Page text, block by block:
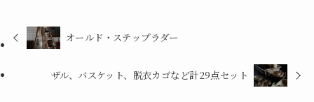
オールド・ステップラダー
ザル、バスケット、脱衣カゴなど計29点セット